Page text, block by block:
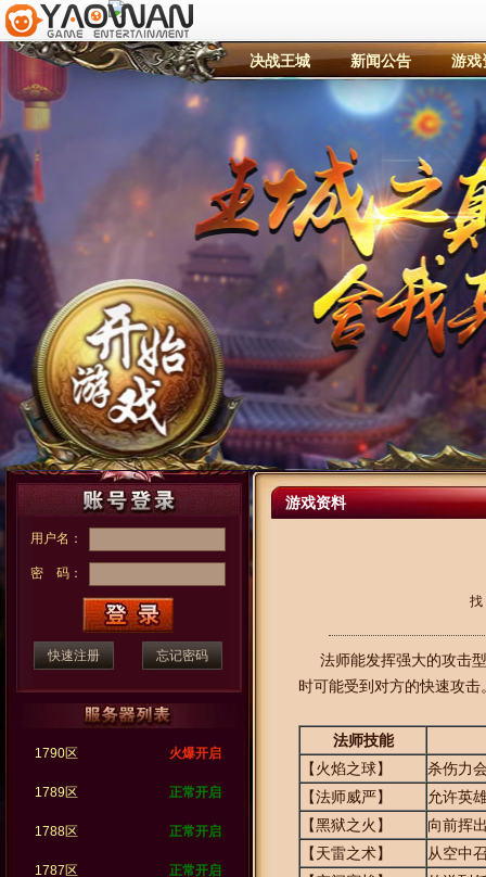
决战王城 新闻公告 游戏
游戏资料
找
法师能发挥强大的攻击型
时可能受到对方的快速攻击
法师技能
【火焰之球】
杀伤力
【法师威严】
允许英
【黑狱之火】
向前挥
【天雷之术】
从空中
用户名：
密 码：
快速注册 忘记密码
火爆开启
1790区
正常开启
1789区
正常开启
1788区
正常开启
1787区